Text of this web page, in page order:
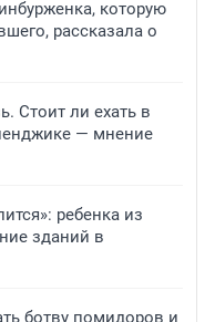
которую
рассказала о
Стоит ли ехать в
— мнение
ребенка из
зданий в
ботву помидоров и